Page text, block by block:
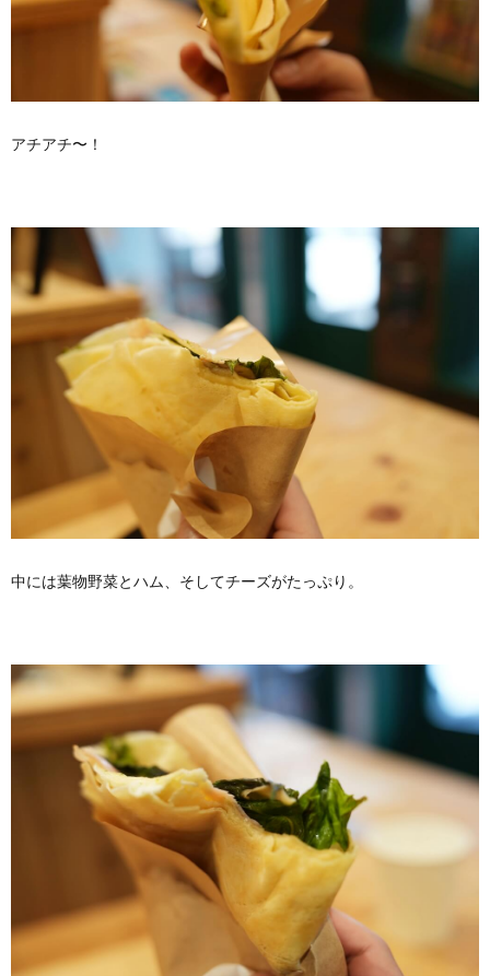
アチアチ〜！
中には葉物野菜とハム、そしてチーズがたっぷり。